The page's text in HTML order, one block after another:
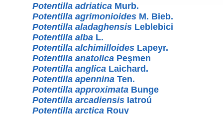
Potentilla adriatica Murb.
Potentilla agrimonioides M. Bieb.
Potentilla aladaghensis Leblebici
Potentilla alba L.
Potentilla alchimilloides Lapeyr.
Potentilla anatolica Peşmen
Potentilla anglica Laichard.
Potentilla apennina Ten.
Potentilla approximata Bunge
Potentilla arcadiensis Iatroú
Potentilla arctica Rouy